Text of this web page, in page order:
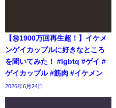
【㊗️1900万回再生超！】イケメ
ンゲイカップルに好きなところ
を聞いてみた！ #lgbtq #ゲイ #
ゲイカップル #筋肉 #イケメン
2026年6月24日